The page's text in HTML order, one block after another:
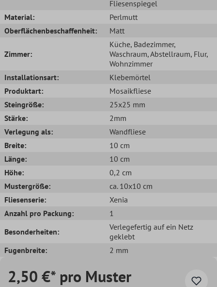
Fliesenspiegel
Material:
Perlmutt
Oberflächenbeschaffenheit:
Matt
Zimmer:
Küche, Badezimmer,
Waschraum, Abstellraum, Flur,
Wohnzimmer
Installationsart:
Klebemörtel
Produktart:
Mosaikfliese
Steingröße:
25x25 mm
Stärke:
2mm
Verlegung als:
Wandfliese
Breite:
10 cm
Länge:
10 cm
Höhe:
0,2 cm
Mustergröße:
ca. 10x10 cm
Fliesenserie:
Xenia
Anzahl pro Packung:
1
Besonderheiten:
Verlegefertig auf ein Netz
geklebt
Fugenbreite:
2 mm
2,50 €* pro Muster